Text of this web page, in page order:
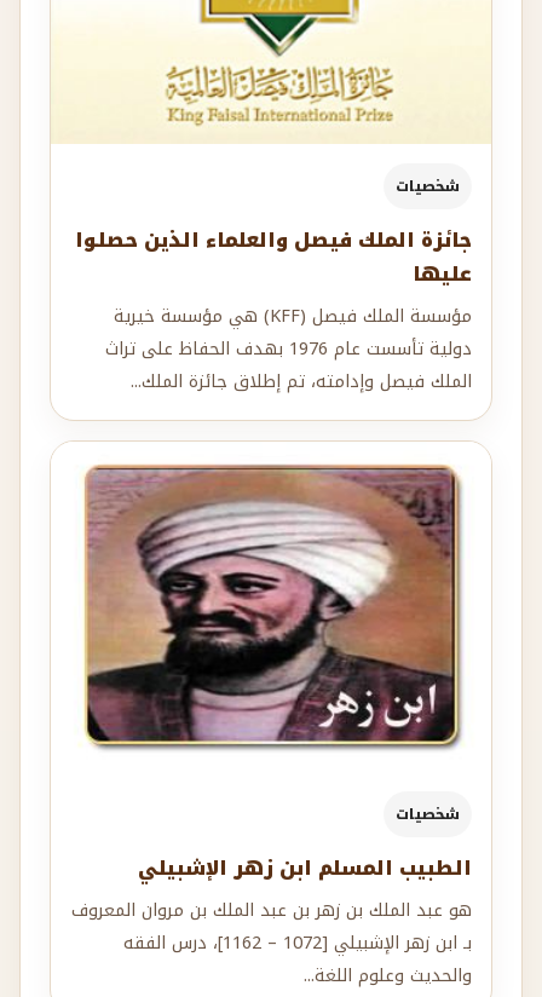
شخصيات
جائزة الملك فيصل والعلماء الذين حصلوا
عليها
مؤسسة الملك فيصل (KFF) هي مؤسسة خيرية
دولية تأسست عام 1976 بهدف الحفاظ على تراث
الملك فيصل وإدامته، تم إطلاق جائزة الملك...
شخصيات
الطبيب المسلم ابن زهر الإشبيلي
هو عبد الملك بن زهر بن عبد الملك بن مروان المعروف
بـ ابن زهر الإشبيلي [1072 – 1162]، درس الفقه
والحديث وعلوم اللغة...